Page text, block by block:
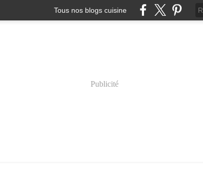
Tous nos blogs cuisine
Publicité